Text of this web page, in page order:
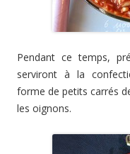
Pendant ce temps,
serviront à la
forme de petits carrés
les oignons.